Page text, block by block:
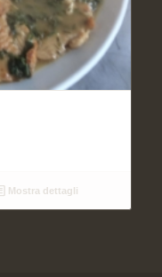
Mostra dettagli